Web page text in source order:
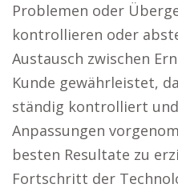
Problemen oder
kontrollieren oder
Austausch zwischen
Kunde gewährleistet,
ständig kontrolliert
Anpassungen
besten Resultate zu
Fortschritt der